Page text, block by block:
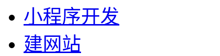
小程序开发
建网站